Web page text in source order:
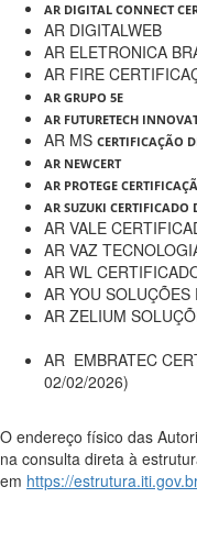
AR DIGITAL CONNECT
AR DIGITALWEB
AR ELETRONICA
AR FIRE
AR GRUPO 5E
AR FUTURETECH
AR MS CERTIFICAÇÃO
AR NEWCERT
AR PROTEGE
AR SUZUKI CERTIFICADO
AR VALE
AR VAZ
AR WL
AR YOU SOLUÇÕES
AR ZELIUM
AR EMBRATEC
02/02/2026)
O endereço físico das
na consulta direta à
em https://